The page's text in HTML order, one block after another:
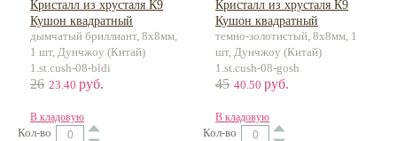
Кристалл из хрусталя К9
Кушон квадратный
дымчатый бриллиант, 8х8мм,
1 шт, Дунчжоу (Китай)
1.st.cush-08-bldi
26 23.40 руб.
В кладовую
Кол-во
Кристалл из хрусталя К9
Кушон квадратный
темно-золотистый, 8х8мм, 1
шт, Дунчжоу (Китай)
1.st.cush-08-gosh
45 40.50 руб.
В кладовую
Кол-во